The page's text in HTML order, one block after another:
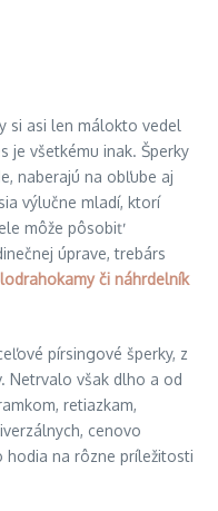
si asi len málokto vedel
je všetkému inak. Šperky
naberajú na obľube aj
výlučne mladí, ktorí
môže pôsobiť
úprave, trebárs
či náhrdelník
pírsingové šperky, z
Netrvalo však dlho a od
retiazkam,
cenovo
hodia na rôzne príležitosti